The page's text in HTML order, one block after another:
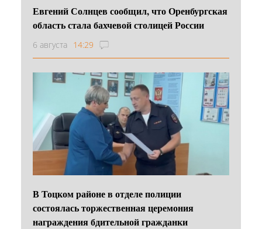
Евгений Солнцев сообщил, что Оренбургская
область стала бахчевой столицей России
6 августа 14:29
В Тоцком районе в отделе полиции
состоялась торжественная церемония
награждения бдительной гражданки